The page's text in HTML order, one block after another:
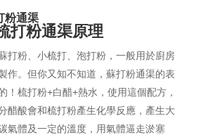
粉通渠
打粉通渠原理
打粉、小梳打、泡打粉，一般用於廚房
作。但你又知不知道，蘇打粉通渠的表
！梳打粉+白醋+熱水，使用這個配方，
醋酸會和梳打粉產生化學反應，產生大
氣體及一定的溫度，用氣體逼走淤塞